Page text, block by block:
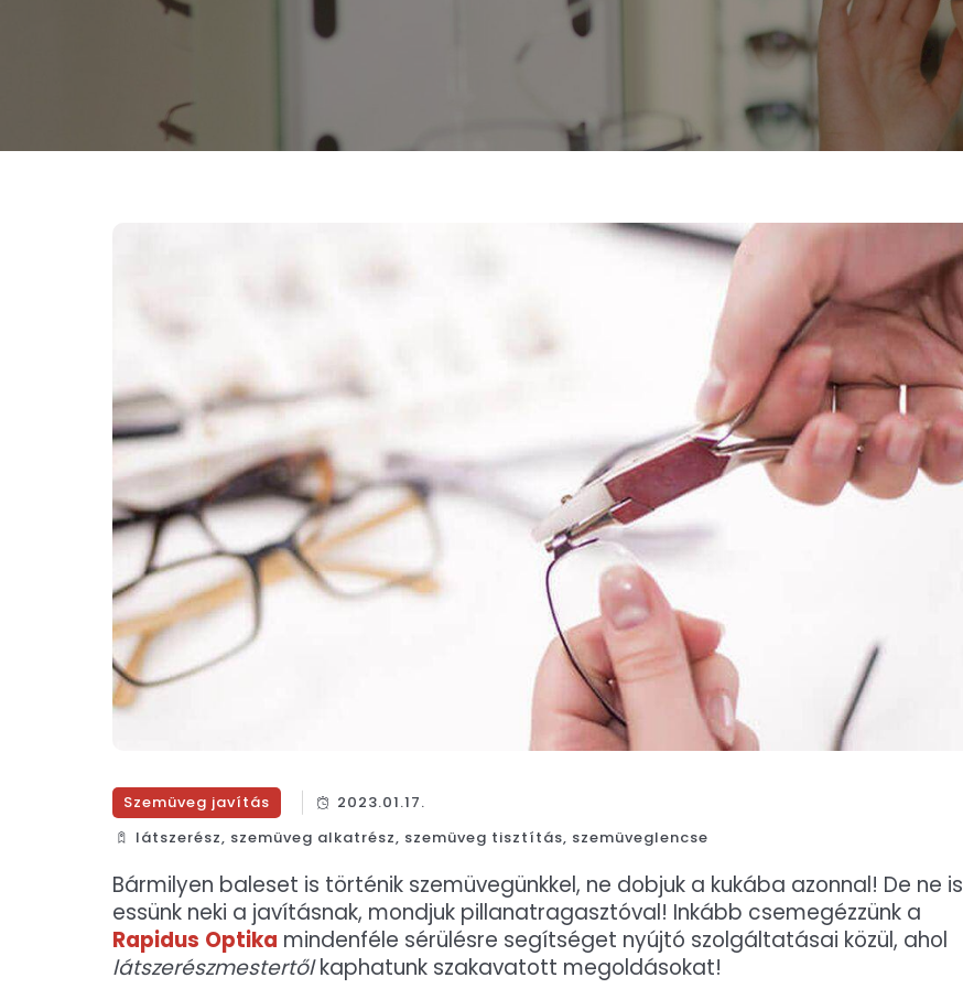
Szemüveg javítás
2023.01.17.
látszerész, szemüveg alkatrész, szemüveg tisztítás, szemüveglencse
Bármilyen baleset is történik szemüvegünkkel, ne dobjuk a kukába azonnal! De ne is
essünk neki a javításnak, mondjuk pillanatragasztóval! Inkább csemegézzünk a
Rapidus Optika mindenféle sérülésre segítséget nyújtó szolgáltatásai közül, ahol
látszerészmestertőlkaphatunk szakavatott megoldásokat!